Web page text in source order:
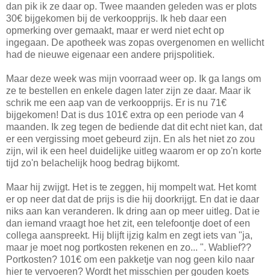
dan pik ik ze daar op. Twee maanden geleden was er plots
30€ bijgekomen bij de verkoopprijs. Ik heb daar een
opmerking over gemaakt, maar er werd niet echt op
ingegaan. De apotheek was zopas overgenomen en wellicht
had de nieuwe eigenaar een andere prijspolitiek.
Maar deze week was mijn voorraad weer op. Ik ga langs om
ze te bestellen en enkele dagen later zijn ze daar. Maar ik
schrik me een aap van de verkoopprijs. Er is nu 71€
bijgekomen! Dat is dus 101€ extra op een periode van 4
maanden. Ik zeg tegen de bediende dat dit echt niet kan, dat
er een vergissing moet gebeurd zijn. En als het niet zo zou
zijn, wil ik een heel duidelijke uitleg waarom er op zo'n korte
tijd zo'n belachelijk hoog bedrag bijkomt.
Maar hij zwijgt. Het is te zeggen, hij mompelt wat. Het komt
er op neer dat dat de prijs is die hij doorkrijgt. En dat ie daar
niks aan kan veranderen. Ik dring aan op meer uitleg. Dat ie
dan iemand vraagt hoe het zit, een telefoontje doet of een
collega aanspreekt. Hij blijft ijzig kalm en zegt iets van "ja,
maar je moet nog portkosten rekenen en zo... ". Wablief??
Portkosten? 101€ om een pakketje van nog geen kilo naar
hier te vervoeren? Wordt het misschien per gouden koets